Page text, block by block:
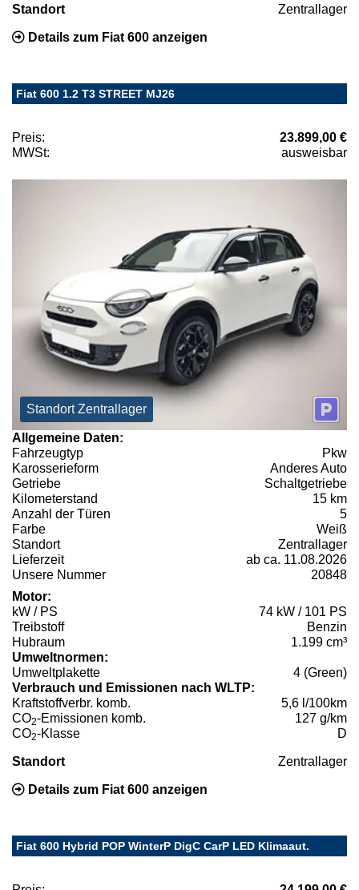
Standort Zentrallager
Details zum Fiat 600 anzeigen
Fiat 600 1.2 T3 STREET MJ26
Preis:
23.899,00 €
MWSt:
ausweisbar
Standort Zentrallager
Allgemeine Daten:
Fahrzeugtyp
Pkw
Karosserieform
Anderes Auto
Getriebe
Schaltgetriebe
Kilometerstand
15 km
Anzahl der Türen
5
Farbe
Weiß
Standort
Zentrallager
Lieferzeit
ab ca. 11.08.2026
Unsere Nummer
20848
Motor:
kW / PS
74 kW / 101 PS
Treibstoff
Benzin
Hubraum
1.199 cm³
Umweltnormen:
Umweltplakette
4 (Green)
Verbrauch und Emissionen nach WLTP:
Kraftstoffverbr. komb.
5,6 l/100km
CO2-Emissionen komb.
127 g/km
CO2-Klasse D
Standort Zentrallager
Details zum Fiat 600 anzeigen
Fiat 600 Hybrid POP WinterP DigC CarP LED Klimaaut.